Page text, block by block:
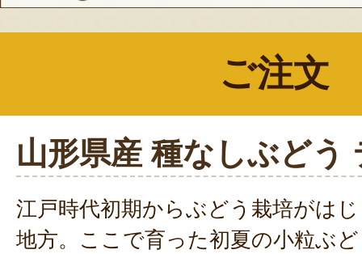
ご注文
山形県産 種なしぶどう
江戸時代初期からぶどう栽培がは
地方。ここで育った初夏の小粒ぶ